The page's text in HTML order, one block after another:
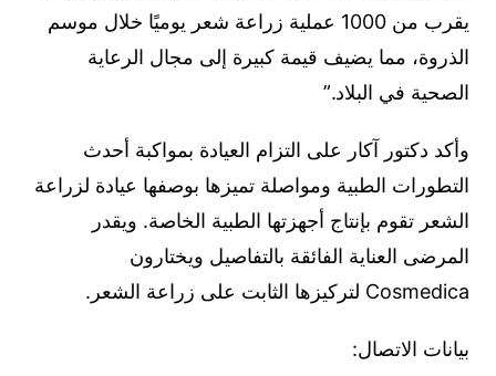
يقرب من 1000 عملية زراعة شعر يوميًا خلال موسم
الذروة، مما يضيف قيمة كبيرة إلى مجال الرعاية
الصحية في البلاد.”
وأكد دكتور آكار على التزام العيادة بمواكبة أحدث
التطورات الطبية ومواصلة تميزها بوصفها عيادة لزراعة
الشعر تقوم بإنتاج أجهزتها الطبية الخاصة. ويقدر
المرضى العناية الفائقة بالتفاصيل ويختارون
Cosmedica لتركيزها الثابت على زراعة الشعر.
بيانات الاتصال: